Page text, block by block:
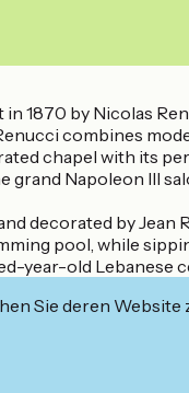
in 1870 by Nicolas
combines
chapel with its
grand Napoleon III
decorated by
pool, while
year-old
Sie deren